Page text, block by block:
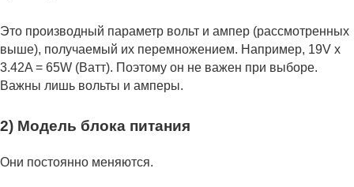
Это производный параметр вольт и ампер (рассмотренных
выше), получаемый их перемножением. Например, 19V x
3.42A = 65W (Ватт). Поэтому он не важен при выборе.
Важны лишь вольты и амперы.
2) Модель блока питания
Они постоянно меняются.